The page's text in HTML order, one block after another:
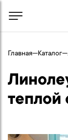
Главная—Каталог—
теплой